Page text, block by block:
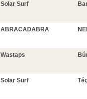
Solar Surf
ABRACADABRA
Wastaps
Solar Surf